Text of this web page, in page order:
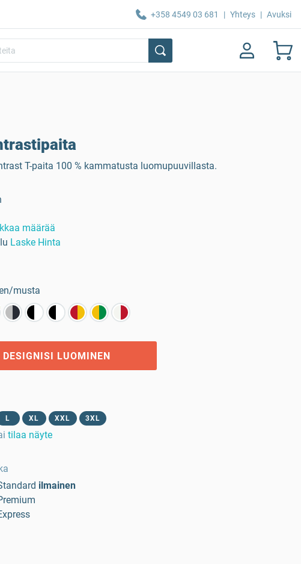
+358 4549 03 681 | Yhteys | Avuksi
T-paita 100 % kammatusta luomupuuvillasta.
määrää
Laske Hinta
musta
LUOMINEN
L XL XXL 3XL
tilaa näyte
ilmainen